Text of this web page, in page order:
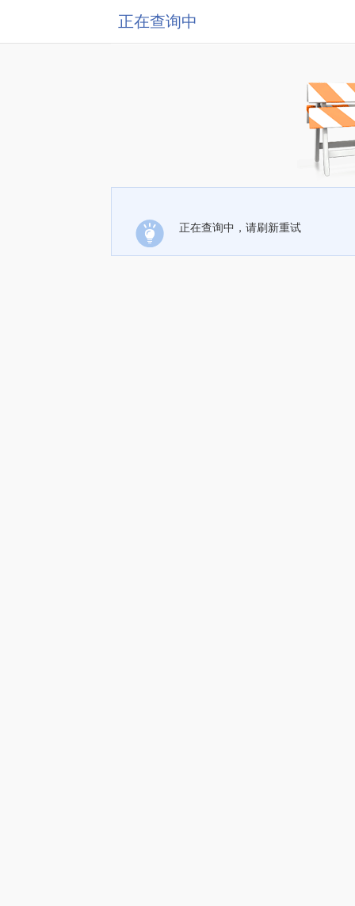
正在查询中
正在查询中，请刷新重试